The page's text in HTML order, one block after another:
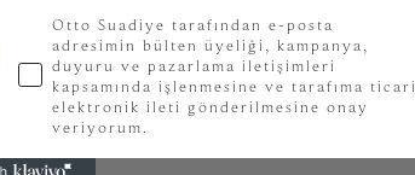
KVKKOtto Suadiye tarafından e-posta
adresimin bülten üyeliği, kampanya,
duyuru ve pazarlama iletişimleri
kapsamında işlenmesine ve tarafıma ticari
elektronik ileti gönderilmesine onay
veriyorum.